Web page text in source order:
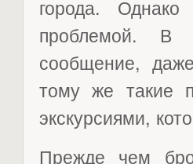
города.
проблемой. В
сообщение,
тому же такие
экскурсиями,
Прежде чем